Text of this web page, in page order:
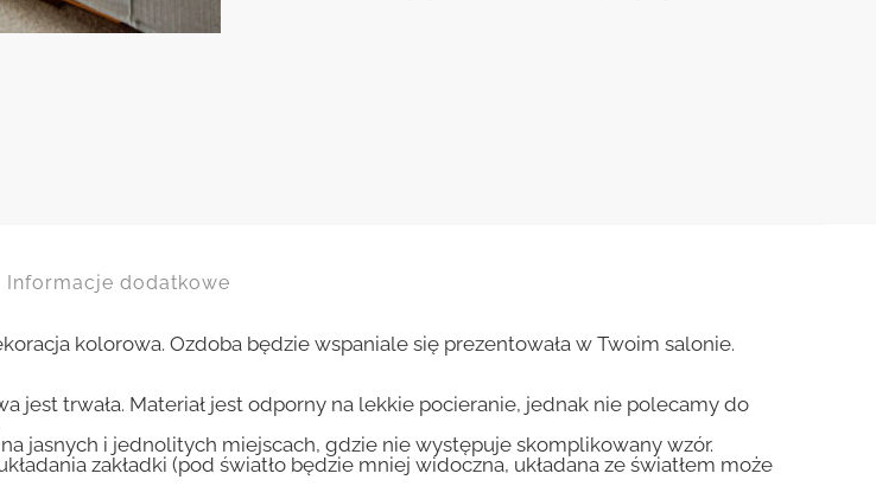
Informacje dodatkowe
kolorowa. Ozdoba będzie wspaniale się prezentowała w Twoim salonie.
jest trwała. Materiał jest odporny na lekkie pocieranie, jednak nie polecamy do
jasnych i jednolitych miejscach, gdzie nie występuje skomplikowany wzór.
zakładki (pod światło będzie mniej widoczna, układana ze światłem może